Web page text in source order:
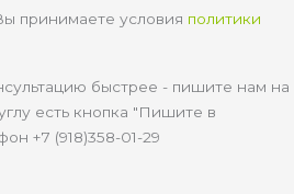
принимаете условия политики
быстрее - пишите нам на
есть кнопка "Пишите в
+7 (918)358-01-29